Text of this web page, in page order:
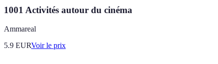
1001 Activités autour du cinéma
Ammareal
5.9 EURVoir le prix